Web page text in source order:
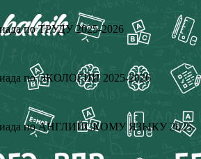
по ТРУДУ 2025-2026
по ЭКОЛОГИИ 2025-2026
по АНГЛИЙСКОМУ ЯЗЫКУ 2025-